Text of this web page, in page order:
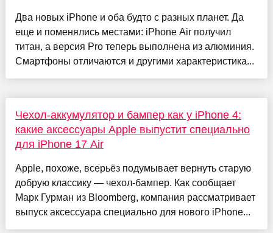
Два новых iPhone и оба будто с разных планет. Да
еще и поменялись местами: iPhone Air получил
титан, а версия Pro теперь выполнена из алюминия.
Смартфоны отличаются и другими характеристика...
Чехол-аккумулятор и бампер как у iPhone 4:
какие аксессуары Apple выпустит специально
для iPhone 17 Air
Apple, похоже, всерьёз подумывает вернуть старую
добрую классику — чехол-бампер. Как сообщает
Марк Гурман из Bloomberg, компания рассматривает
выпуск аксессуара специально для нового iPhone...